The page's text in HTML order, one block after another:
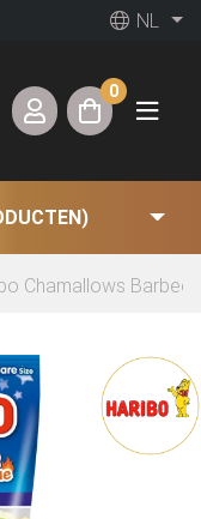
NL
0
Chamallows